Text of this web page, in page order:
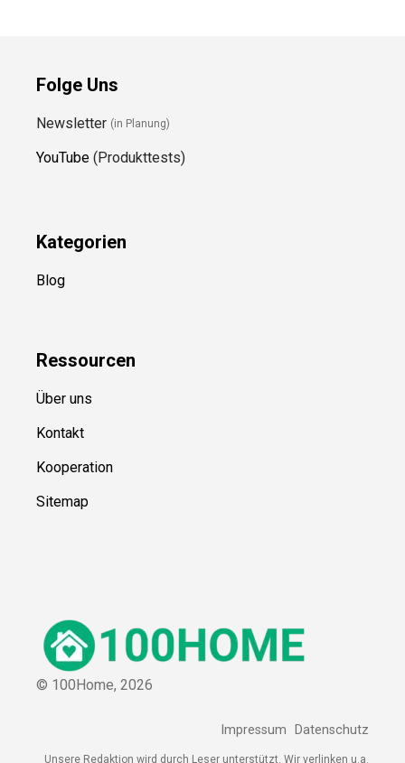
Folge Uns
Newsletter (in Planung)
YouTube (Produkttests)
Kategorien
Blog
Ressourcen
Über uns
Kontakt
Kooperation
Sitemap
© 100Home, 2026
Impressum Datenschutz
Unsere Redaktion wird durch Leser unterstützt. Wir verlinken u.a.